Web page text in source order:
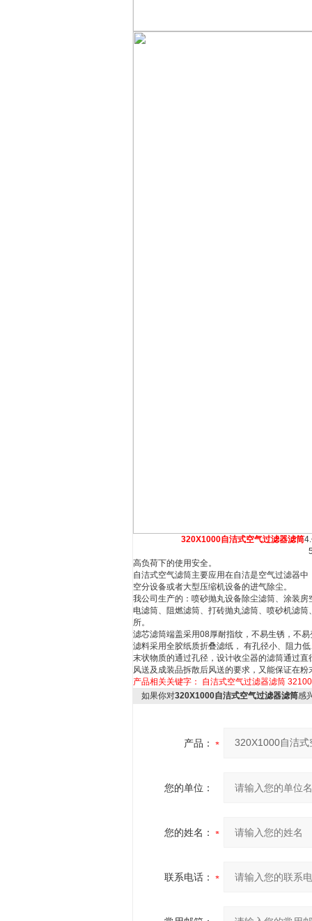
320X1000自洁式空气过滤器滤筒
5.端盖采用*的高分子胶粘接
高负荷下的使用安全
自洁式空气滤筒主要应用在自洁是空气过滤器
空分设备或者大型压缩机设备的进气除尘。
我公司生产的：喷砂抛丸设备除尘滤筒、涂装
电滤筒、阻燃滤筒、打砖抛丸滤筒、喷砂机滤
所。
滤芯滤筒端盖采用08厚耐指纹，不易生锈，不易
滤料采用全胶纸质折叠滤纸， 有孔径小、阻力
末状物质的通过孔径，设计收尘器的滤筒通过
风送及成装品拆散后风送的要求，又能保证在
产品相关关键字： 自洁式空气过滤器滤筒
如果你对320X1000自洁式空气过滤器滤筒感
产品：
您的单位：
您的姓名：
联系电话：